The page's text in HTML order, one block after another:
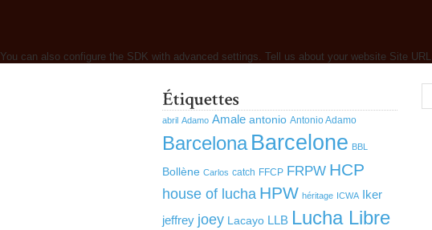
You can also configure the SDK with advanced settings. Tell us about your website Site
abril Adamo Amale antonio Antonio Adamo
Barcelona Barcelone BBL
Bollène Carlos catch FFCP FRPW HCP
house of lucha HPW héritage ICWA Iker
jeffrey joey Lacayo LLB Lucha Libre